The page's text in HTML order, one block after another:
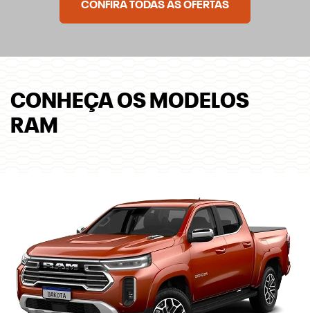
CONFIRA TODAS AS OFERTAS
CONHEÇA OS MODELOS